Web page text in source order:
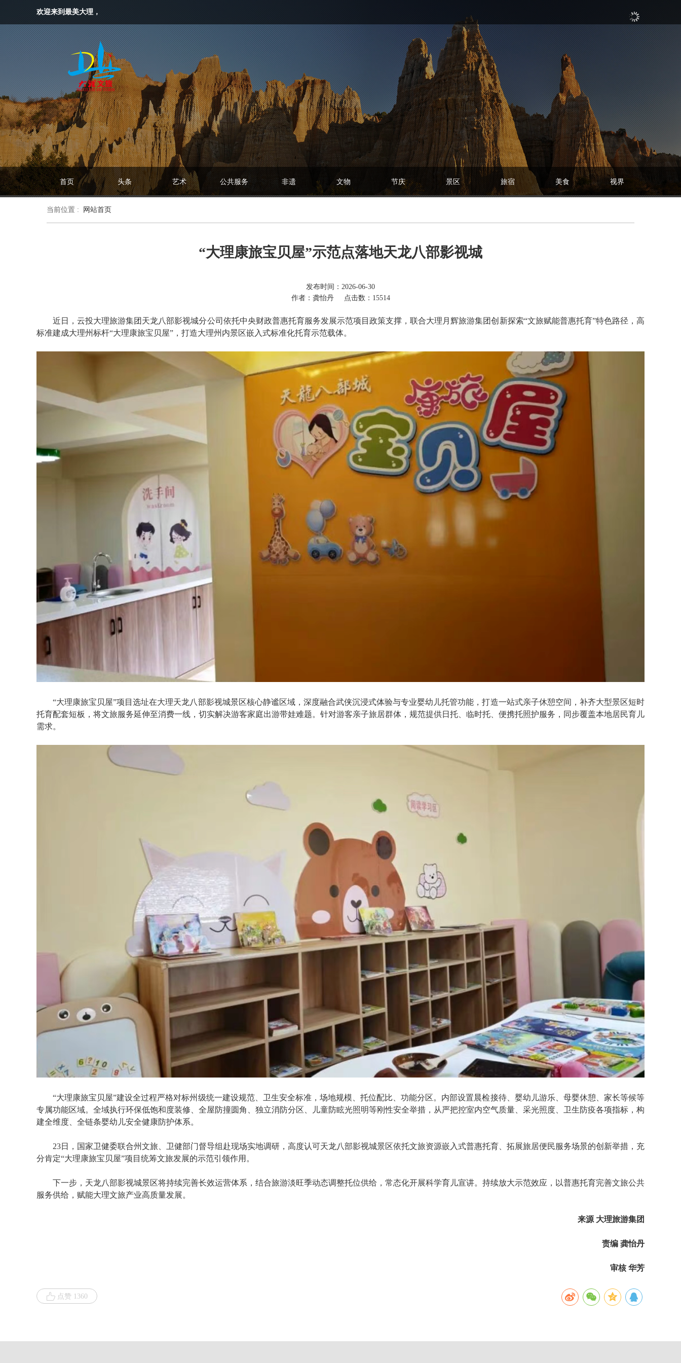
欢迎来到最美大理，
首页 头条 艺术 公共服务 非遗 文物 节庆 景区 旅宿 美食 视界
当前位置 : 网站首页
“大理康旅宝贝屋”示范点落地天龙八部影视城
发布时间：2026-06-30
作者：龚怡丹
点击数：15514
近日，云投大理旅游集团天龙八部影视城分公司依托中央财政普惠托育服务发展示范项目政策支撑，联合大理月辉旅游集团创新探索“文旅赋能普惠托育”特色路径，高
标准建成大理州标杆“大理康旅宝贝屋”，打造大理州内景区嵌入式标准化托育示范载体。
“大理康旅宝贝屋”项目选址在大理天龙八部影视城景区核心静谧区域，深度融合武侠沉浸式体验与专业婴幼儿托管功能，打造一站式亲子休憩空间，补齐大型景区短时
托育配套短板，将文旅服务延伸至消费一线，切实解决游客家庭出游带娃难题。针对游客亲子旅居群体，规范提供日托、临时托、便携托照护服务，同步覆盖本地居民育儿
需求。
“大理康旅宝贝屋”建设全过程严格对标州级统一建设规范、卫生安全标准，场地规模、托位配比、功能分区。内部设置晨检接待、婴幼儿游乐、母婴休憩、家长等候等
专属功能区域。全域执行环保低饱和度装修、全屋防撞圆角、独立消防分区、儿童防眩光照明等刚性安全举措，从严把控室内空气质量、采光照度、卫生防疫各项指标，构
建全维度、全链条婴幼儿安全健康防护体系。
23日，国家卫健委联合州文旅、卫健部门督导组赴现场实地调研，高度认可天龙八部影视城景区依托文旅资源嵌入式普惠托育、拓展旅居便民服务场景的创新举措，充
分肯定“大理康旅宝贝屋”项目统筹文旅发展的示范引领作用。
下一步，天龙八部影视城景区将持续完善长效运营体系，结合旅游淡旺季动态调整托位供给，常态化开展科学育儿宣讲。持续放大示范效应，以普惠托育完善文旅公共
服务供给，赋能大理文旅产业高质量发展。
来源 大理旅游集团
责编 龚怡丹
审核 华芳
点赞 1360